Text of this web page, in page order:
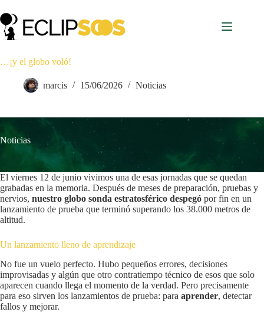
al
contenido
…¡y el globo voló!
marcis 15/06/2026 Noticias
Noticias
El viernes 12 de junio vivimos una de esas jornadas que se quedan
grabadas en la memoria. Después de meses de preparación, pruebas y
nervios, nuestro globo sonda estratosférico despegó por fin en un
lanzamiento de prueba que terminó superando los 38.000 metros de
altitud.
Un lanzamiento lleno de aprendizaje
No fue un vuelo perfecto. Hubo pequeños errores, decisiones
improvisadas y algún que otro contratiempo técnico de esos que solo
aparecen cuando llega el momento de la verdad. Pero precisamente
para eso sirven los lanzamientos de prueba: para aprender, detectar
fallos y mejorar.